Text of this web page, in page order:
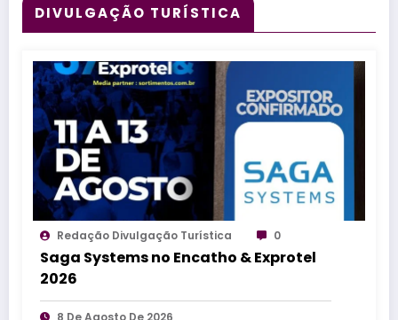
DIVULGAÇÃO TURÍSTICA
Redação Divulgação Turística 0
Saga Systems no Encatho & Exprotel
2026
8 De Agosto De 2026